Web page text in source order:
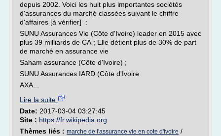
depuis 2002. Voici les huit plus importantes sociétés
d'assurances du marché classées suivant le chiffre
d'affaires [à vérifier] :
SUNU Assurances Vie (Côte d'Ivoire) leader en 2015 avec
plus 39 milliards de CA ; Elle détient plus de 30% de part
de marché en assurance vie
Saham assurance (Côte d'Ivoire) ;
SUNU Assurances IARD (Côte d'Ivoire
AXA...
Lire la suite
Date: 2017-03-04 03:27:45
Site : https://fr.wikipedia.org
Thèmes liés : marche de l'assurance vie en cote d'ivoire /